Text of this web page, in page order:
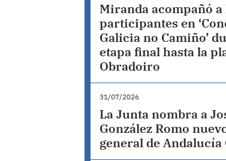
Miranda acompañó a
participantes en
Galicia no Camiño’
etapa final hasta la
Obradoiro
31/07/2026
La Junta nombra a
González Romo
general de Andalucía